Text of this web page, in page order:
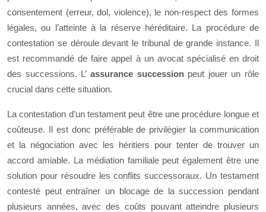
consentement (erreur, dol, violence), le non-respect des formes
légales, ou l’atteinte à la réserve héréditaire. La procédure de
contestation se déroule devant le tribunal de grande instance. Il
est recommandé de faire appel à un avocat spécialisé en droit
des successions. L’ assurance succession peut jouer un rôle
crucial dans cette situation.
La contestation d’un testament peut être une procédure longue et
coûteuse. Il est donc préférable de privilégier la communication
et la négociation avec les héritiers pour tenter de trouver un
accord amiable. La médiation familiale peut également être une
solution pour résoudre les conflits successoraux. Un testament
contesté peut entraîner un blocage de la succession pendant
plusieurs années, avec des coûts pouvant atteindre plusieurs